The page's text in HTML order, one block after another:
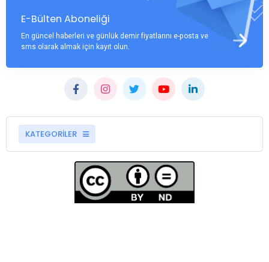
E-Bülten Aboneliği
En güncel haberleri ve günlük demir fiyatlarını e-posta ve
sms olarak almak için kayıt olun.
KATEGORİLER